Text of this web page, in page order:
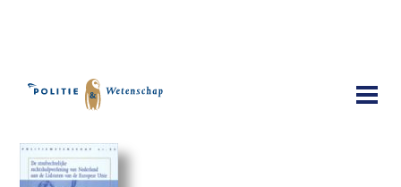
Publicaties
De strafrechtelijke rechtshulpverlening
van Nederland aan de lidstaten van de